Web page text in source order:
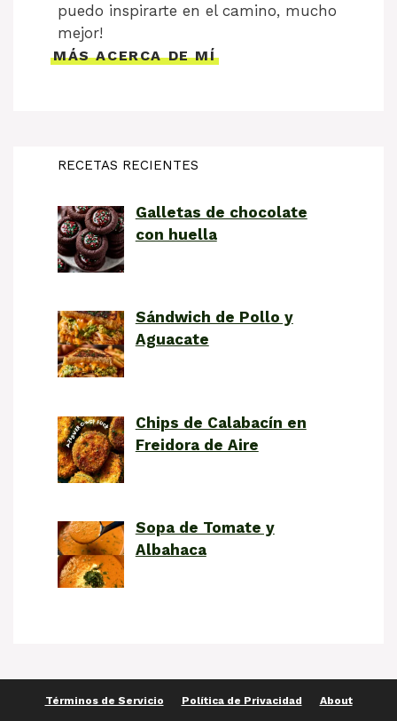
puedo inspirarte en el camino, mucho
mejor!
MÁS ACERCA DE MÍ
RECETAS RECIENTES
Galletas de chocolate
con huella
Sándwich de Pollo y
Aguacate
Chips de Calabacín en
Freidora de Aire
Sopa de Tomate y
Albahaca
Términos de Servicio Política de Privacidad
About